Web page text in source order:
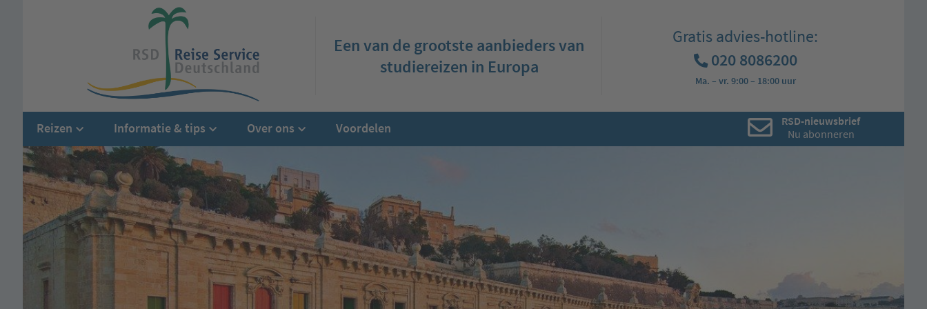
Een van de grootste aanbieders van
studiereizen in Europa
Gratis advies-hotline:
020 8086200
Ma. – vr. 9:00 – 18:00 uur
Reizen Informatie & tips Over ons Voordelen
RSD-nieuwsbrief
Nu abonneren